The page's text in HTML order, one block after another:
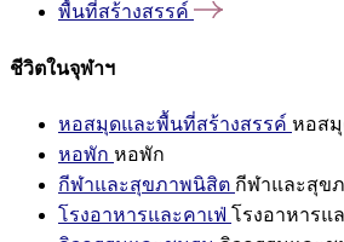
พื้นที่สร้างสรรค์
ชีวิตในจุฬาฯ
หอสมุดและพื้นที่สร้างสรรค์ หอสมุ
หอพัก หอพัก
กีฬาและสุขภาพนิสิต กีฬาและสุข
โรงอาหารและคาเฟ่ โรงอาหารแ